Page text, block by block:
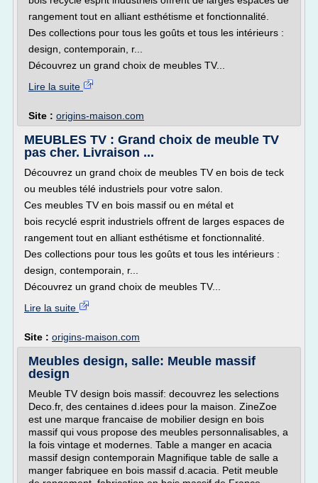
rangement tout en alliant esthétisme et fonctionnalité.
Des collections pour tous les goûts et tous les intérieurs :
design, contemporain, r...
Découvrez un grand choix de meubles TV...
Lire la suite
Site : origins-maison.com
MEUBLES TV : Grand choix de meuble TV
pas cher. Livraison ...
Découvrez un grand choix de meubles TV en bois de teck
ou meubles télé industriels pour votre salon.
Ces meubles TV en bois massif ou en métal et
bois recyclé esprit industriels offrent de larges espaces de
rangement tout en alliant esthétisme et fonctionnalité.
Des collections pour tous les goûts et tous les intérieurs :
design, contemporain, r...
Découvrez un grand choix de meubles TV...
Lire la suite
Site : origins-maison.com
Meubles design, salle: Meuble massif
design
Meuble TV design bois massif: decouvrez les selections
Deco.fr, des centaines d.idees pour la maison. ZineZoe
est une marque francaise de mobilier design en bois
massif qui vous propose des meubles personnalisables, a
la fois vintage et modernes. Table a manger en acacia
massif design contemporain Magnifique table de salle a
manger fabriquee en bois massif d.acacia. Petit meuble